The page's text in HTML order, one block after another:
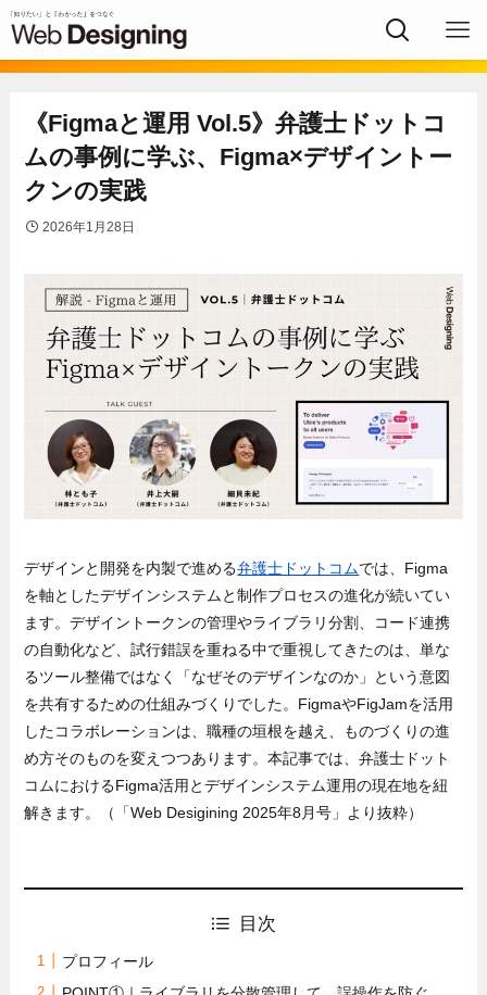
《Figmaと運用 Vol.5》弁護士ドットコ
ムの事例に学ぶ、Figma×デザイントー
クンの実践
2026年1月28日
デザインと開発を内製で進める弁護士ドットコムでは、Figma
を軸としたデザインシステムと制作プロセスの進化が続いてい
ます。デザイントークンの管理やライブラリ分割、コード連携
の自動化など、試行錯誤を重ねる中で重視してきたのは、単な
るツール整備ではなく「なぜそのデザインなのか」という意図
を共有するための仕組みづくりでした。FigmaやFigJamを活用
したコラボレーションは、職種の垣根を越え、ものづくりの進
め方そのものを変えつつあります。本記事では、弁護士ドット
コムにおけるFigma活用とデザインシステム運用の現在地を紐
解きます。（「Web Desigining 2025年8月号」より抜粋）
目次
プロフィール